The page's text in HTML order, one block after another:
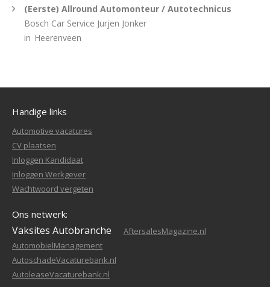
(Eerste) Allround Automonteur / Autotechnicus
Bosch Car Service Jurjen Jonker
in Heerenveen
Handige links
Automotive vacatures
CV plaatsen
Inloggen Kandidaat
Inloggen Werkgever
Wachtwoord vergeten
Ons netwerk:
Vaksites Autobranche
AftersalesMagazine.nl
AutomobielManagement
AutoschadeVacaturebank.nl
AutoleaseVacaturebank.nl